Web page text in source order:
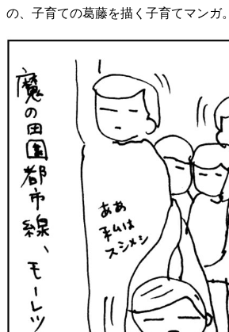
の、子育ての葛藤を描く子育てマンガ。